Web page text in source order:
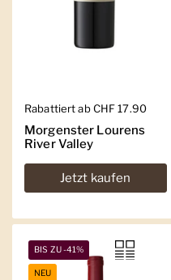
Regulärer Preis
Rabattiert ab CHF 17.90
Morgenster Lourens
River Valley
Jetzt kaufen
BIS ZU -41%
NEU